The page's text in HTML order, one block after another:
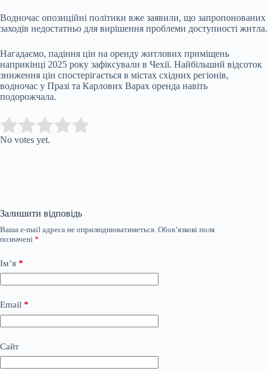
Водночас опозиційні політики вже заявили, що запропонованих
заходів недостатньо для вирішення проблеми доступності житла.
Нагадаємо, падіння цін на оренду житлових приміщень
наприкінці 2025 року зафіксували в Чехії. Найбільший відсоток
зниження цін спостерігається в містах східних регіонів,
водночас у Празі та Карлових Варах оренда навіть
подорожчала.
Rate this item:
No votes yet.
Залишити відповідь
Ваша e-mail адреса не оприлюднюватиметься. Обов’язкові поля
позначені *
Ім’я *
Email *
Сайт